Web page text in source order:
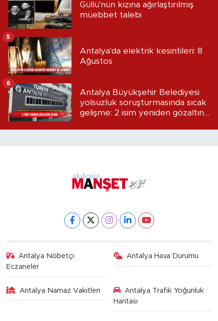
Güllü'nün kızına ağırlaştırılmış
müebbet talebi
Antalya'da elektrik kesintileri: 8
Ağustos
5
Antalya Büyükşehir Belediyesi
yolsuzluk soruşturmasında sıcak
gelişme: 2 isim yeniden gözaltına
6
Antalya Nöbetçi
Eczaneler
Antalya Hava Durumu
Antalya Namaz Vakitleri
Antalya Trafik Yoğunluk
Haritası